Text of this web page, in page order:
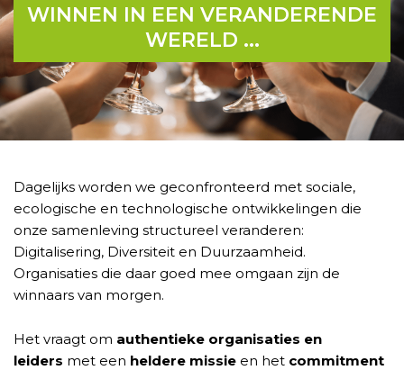
WINNEN IN EEN VERANDERENDE
WERELD ...
Dagelijks worden we geconfronteerd met sociale,
ecologische en technologische ontwikkelingen die
onze samenleving structureel veranderen:
Digitalisering, Diversiteit en Duurzaamheid.
Organisaties die daar goed mee omgaan zijn de
winnaars van morgen.
Het vraagt om authentieke organisaties en
leiders met een heldere missie en het commitment